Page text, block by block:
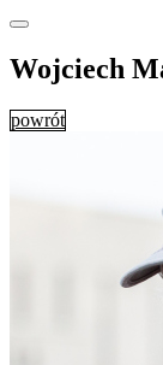
Wojciech
powrót